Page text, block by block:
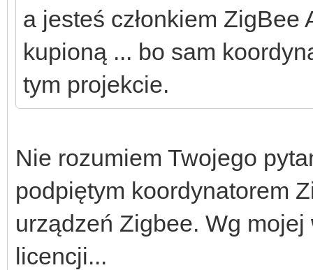
a jesteś członkiem
kupioną ... bo sam
tym projekcie.
Nie rozumiem Twojego
podpiętym koordynatorem
urządzeń Zigbee. Wg
licencji...